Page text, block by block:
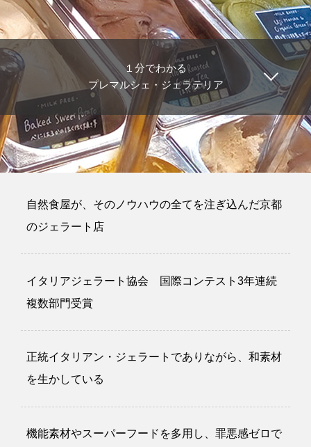
１分でわかる
プレマルシェ・ジェラテリア
自然食屋が、そのノウハウの全てを注ぎ込んだ京都
のジェラート店
イタリアジェラート協会 国際コンテスト3年連続
複数部門受賞
正統イタリアン・ジェラートでありながら、和素材
を生かしている
機能素材やスーパーフードを多用し、罪悪感ゼロで